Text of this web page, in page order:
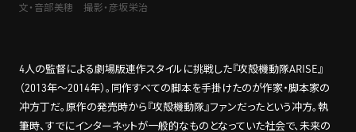
文・音部美穂 撮影・彦坂栄治
4人の監督による劇場版連作スタイルに挑戦した『攻殻機動隊ARISE』
（2013年～2014年）。同作すべての脚本を手掛けたのが作家・脚本家の
冲方丁だ。原作の発売時から『攻殻機動隊』ファンだったという冲方。執
筆時、すでにインターネットが一般的なものとなっていた社会で、未来の